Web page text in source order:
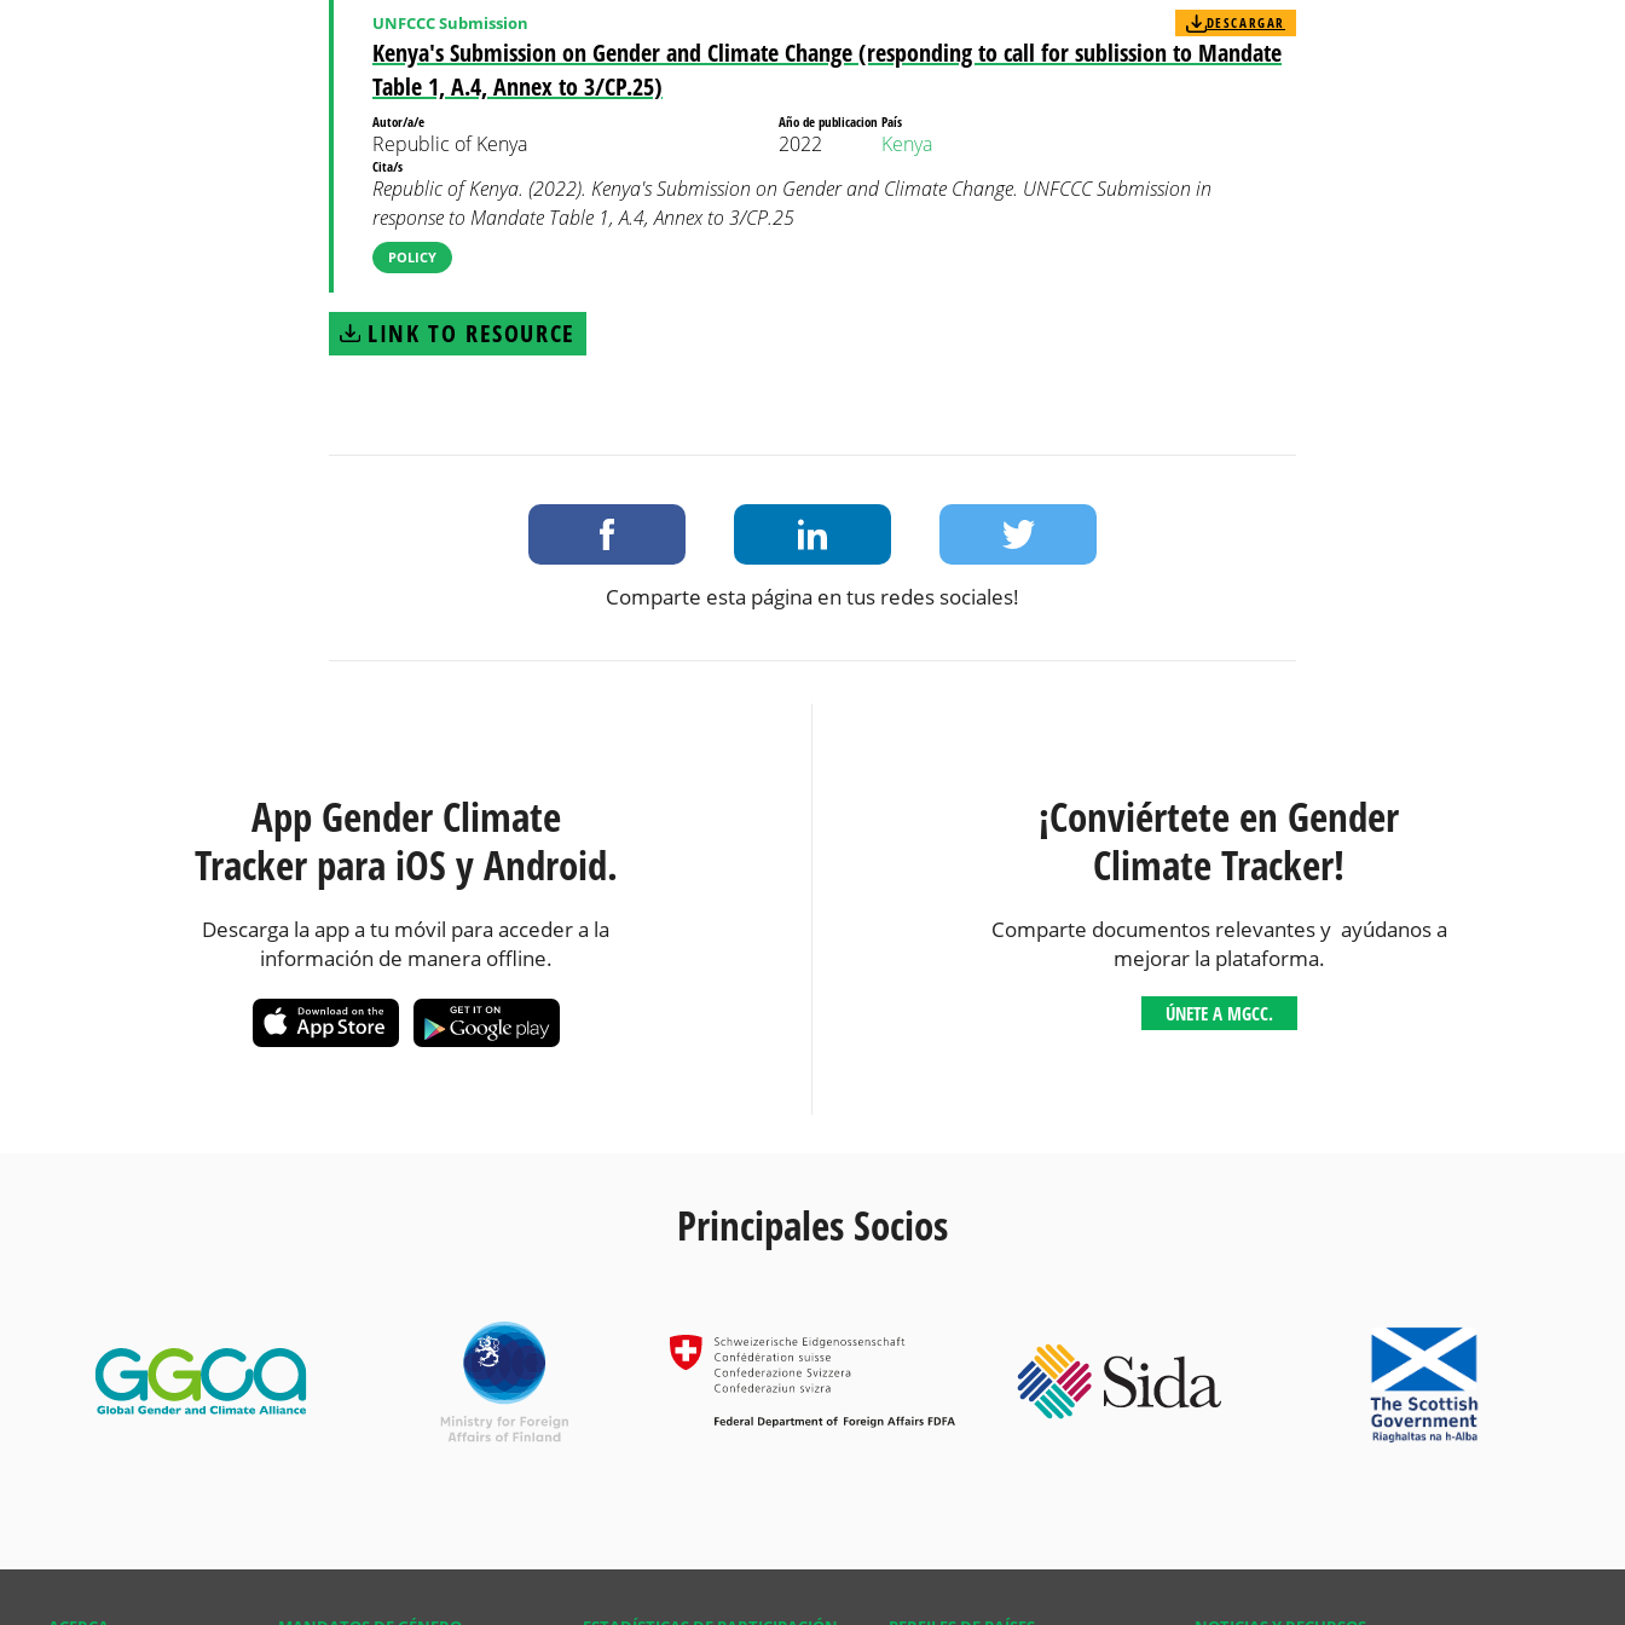
Kenya's Submission on Gender and Climate Change (responding to call for sublission to Mandate
Table 1, A.4, Annex to 3/CP.25)
UNFCCC Submission DESCARGAR
Autor/a/e
Republic of Kenya
Año de publicacion
2022
País
Kenya
Cita/s
Republic of Kenya. (2022). Kenya's Submission on Gender and Climate Change. UNFCCC Submission in
response to Mandate Table 1, A.4, Annex to 3/CP.25
POLICY
LINK TO RESOURCE
Comparte esta página en tus redes sociales!
App Gender Climate
Tracker para iOS y Android.
Descarga la app a tu móvil para acceder a la
información de manera offline.
¡Conviértete en Gender
Climate Tracker!
Comparte documentos relevantes y ayúdanos a
mejorar la plataforma.
ÚNETE A MGCC.
Principales Socios